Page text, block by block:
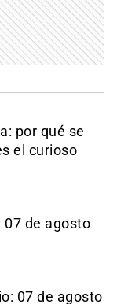
por qué se
el curioso
07 de agosto
07 de agosto